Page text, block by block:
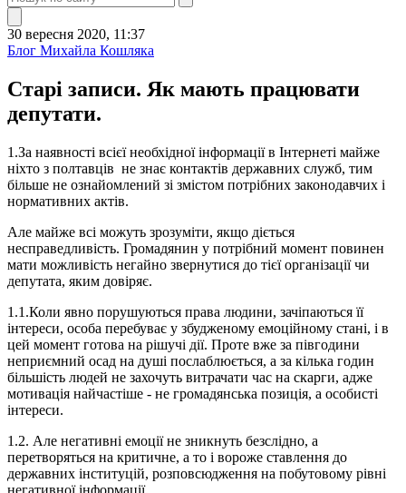
30 вересня 2020, 11:37
Блог Михайла Кошляка
Старі записи. Як мають працювати
депутати.
1.За наявності всієї необхідної інформації в Інтернеті майже
ніхто з полтавців не знає контактів державних служб, тим
більше не ознайомлений зі змістом потрібних законодавчих і
нормативних актів.
Але майже всі можуть зрозуміти, якщо діється
несправедливість. Громадянин у потрібний момент повинен
мати можливість негайно звернутися до тієї організації чи
депутата, яким довіряє.
1.1.Коли явно порушуються права людини, зачіпаються її
інтереси, особа перебуває у збудженому емоційному стані, і в
цей момент готова на рішучі дії. Проте вже за півгодини
неприємний осад на душі послаблюється, а за кілька годин
більшість людей не захочуть витрачати час на скарги, адже
мотивація найчастіше - не громадянська позиція, а особисті
інтереси.
1.2. Але негативні емоції не зникнуть безслідно, а
перетворяться на критичне, а то і вороже ставлення до
державних інституцій, розповсюдження на побутовому рівні
негативної інформації.